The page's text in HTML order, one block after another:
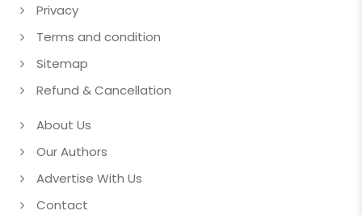
Privacy
Terms and condition
Sitemap
Refund & Cancellation
About Us
Our Authors
Advertise With Us
Contact